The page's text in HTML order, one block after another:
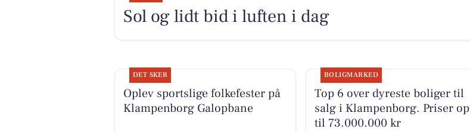
Sol og lidt bid i luften i dag
DET SKER
Oplev sportslige folkefester på
Klampenborg Galopbane
BOLIGMARKED
Top 6 over dyreste boliger til
salg i Klampenborg. Priser op
til 73.000.000 kr